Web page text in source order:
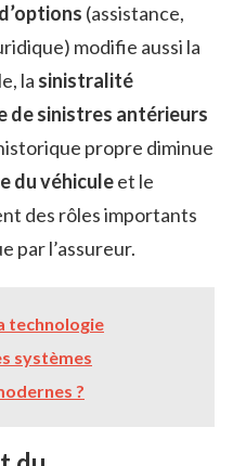
(assistance,
modifie aussi la
la sinistralité
de sinistres antérieurs
propre diminue
du véhiculeet le
des rôles importants
par l’assureur.
technologie
systèmes
?